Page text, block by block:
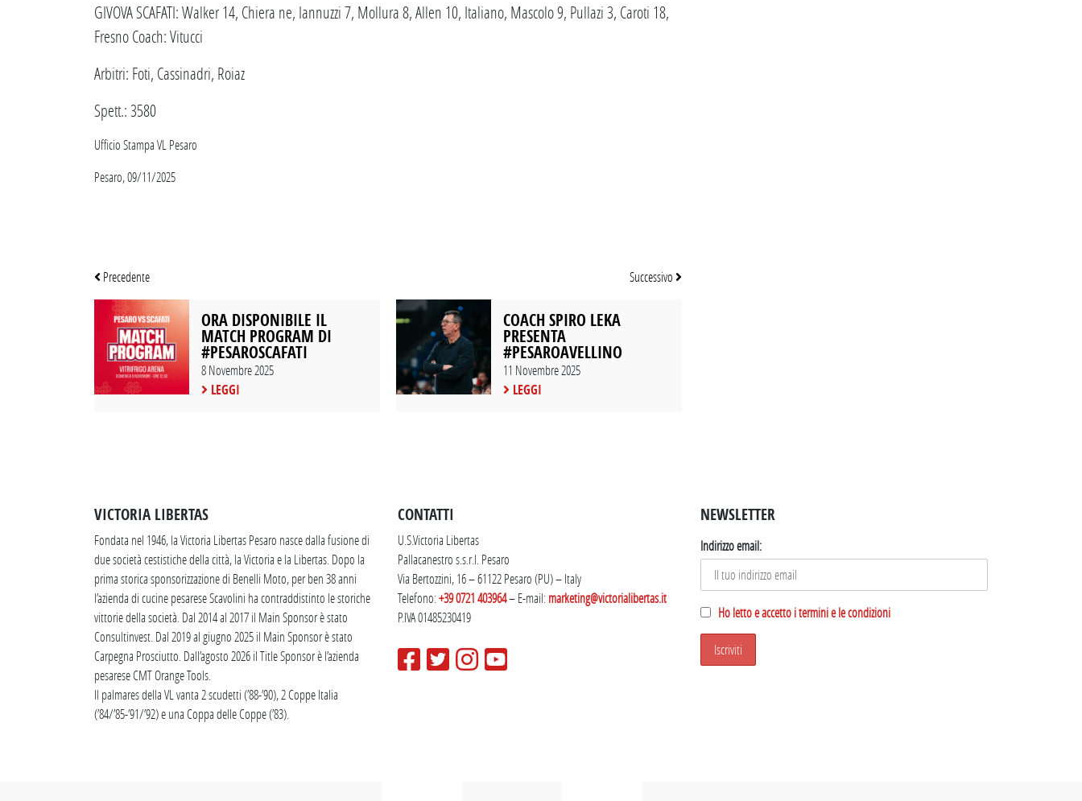
GIVOVA SCAFATI: Walker 14, Chiera ne, Iannuzzi 7, Mollura 8, Allen 10, Italiano, Mascolo 9, Pullazi 3, Caroti 18,
Fresno Coach: Vitucci
Arbitri: Foti, Cassinadri, Roiaz
Spett.: 3580
Ufficio Stampa VL Pesaro
Pesaro, 09/11/2025
Precedente
ORA DISPONIBILE IL
MATCH PROGRAM DI
#PESAROSCAFATI
8 Novembre 2025
LEGGI
Successivo
COACH SPIRO LEKA
PRESENTA
#PESAROAVELLINO
11 Novembre 2025
LEGGI
VICTORIA LIBERTAS
Fondata nel 1946, la Victoria Libertas Pesaro nasce dalla fusione di
due società cestistiche della città, la Victoria e la Libertas. Dopo la
prima storica sponsorizzazione di Benelli Moto, per ben 38 anni
l’azienda di cucine pesarese Scavolini ha contraddistinto le storiche
vittorie della società. Dal 2014 al 2017 il Main Sponsor è stato
Consultinvest. Dal 2019 al giugno 2025 il Main Sponsor è stato
Carpegna Prosciutto. Dall’agosto 2026 il Title Sponsor è l’azienda
pesarese CMT Orange Tools.
Il palmares della VL vanta 2 scudetti (’88-’90), 2 Coppe Italia
(’84/’85-’91/’92) e una Coppa delle Coppe (’83).
CONTATTI
U.S.Victoria Libertas
Pallacanestro s.s.r.l. Pesaro
Via Bertozzini, 16 – 61122 Pesaro (PU) – Italy
Telefono:+39 0721 403964– E-mail:marketing@victorialibertas.it
P.IVA 01485230419
NEWSLETTER
Indirizzo email:
Ho letto e accetto i termini e le condizioni